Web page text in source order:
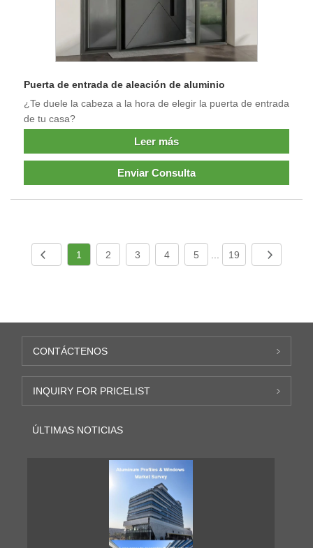
Puerta de entrada de aleación de aluminio
¿Te duele la cabeza a la hora de elegir la puerta de entrada
de tu casa?
Leer más
Enviar Consulta
1 2 3 4 5 19
CONTÁCTENOS
INQUIRY FOR PRICELIST
ÚLTIMAS NOTICIAS